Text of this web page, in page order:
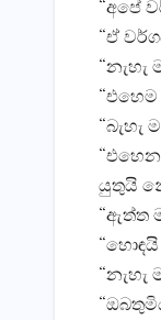
“අපේ
“ඒ
“නැහැ
“බැහැ
යුතුයි
“ඇත්ත
“නැහැ